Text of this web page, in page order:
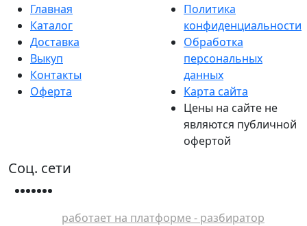
Главная
Каталог
Доставка
Выкуп
Контакты
Оферта
Политика
конфиденциальности
Обработка
персональных
данных
Карта сайта
Цены на сайте не
являются публичной
офертой
Соц. сети
работает на платформе - разбиратор